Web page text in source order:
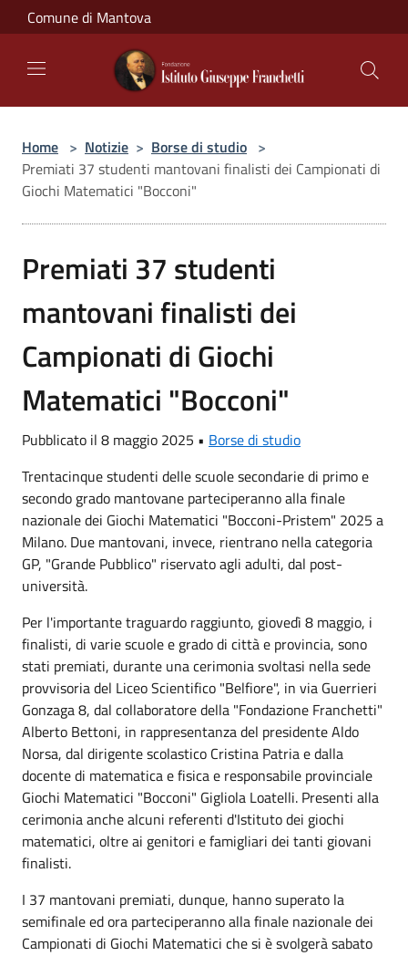
Salta al contenuto principale
Comune di Mantova
Home > Notizie > Borse di studio >
Premiati 37 studenti mantovani finalisti dei Campionati di
Giochi Matematici "Bocconi"
Premiati 37 studenti
mantovani finalisti dei
Campionati di Giochi
Matematici "Bocconi"
Pubblicato il 8 maggio 2025 • Borse di studio
Trentacinque studenti delle scuole secondarie di primo e
secondo grado mantovane parteciperanno alla finale
nazionale dei Giochi Matematici "Bocconi-Pristem" 2025 a
Milano. Due mantovani, invece, rientrano nella categoria
GP, "Grande Pubblico" riservato agli adulti, dal post-
università.
Per l'importante traguardo raggiunto, giovedì 8 maggio, i
finalisti, di varie scuole e grado di città e provincia, sono
stati premiati, durante una cerimonia svoltasi nella sede
provvisoria del Liceo Scientifico "Belfiore", in via Guerrieri
Gonzaga 8, dal collaboratore della "Fondazione Franchetti"
Alberto Bettoni, in rappresentanza del presidente Aldo
Norsa, dal dirigente scolastico Cristina Patria e dalla
docente di matematica e fisica e responsabile provinciale
Giochi Matematici "Bocconi" Gigliola Loatelli. Presenti alla
cerimonia anche alcuni referenti d'Istituto dei giochi
matematici, oltre ai genitori e famigliari dei tanti giovani
finalisti.
I 37 mantovani premiati, dunque, hanno superato la
semifinale ed ora parteciperanno alla finale nazionale dei
Campionati di Giochi Matematici che si è svolgerà sabato